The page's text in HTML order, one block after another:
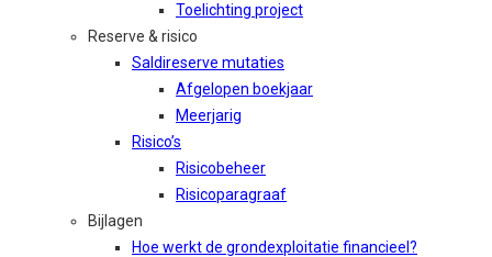
Toelichting project
Reserve & risico
Saldireserve mutaties
Afgelopen boekjaar
Meerjarig
Risico’s
Risicobeheer
Risicoparagraaf
Bijlagen
Hoe werkt de grondexploitatie financieel?